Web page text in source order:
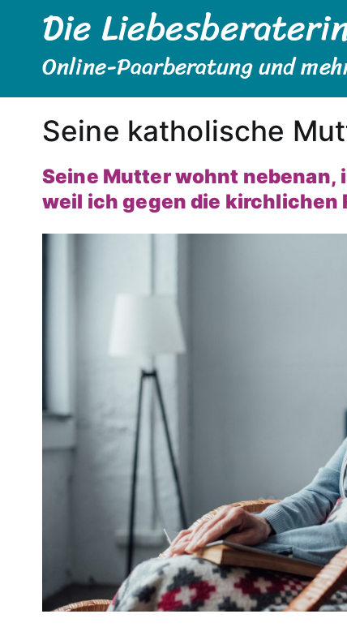
springenDie
Online-Paarberatung und
Seine katholische
Seine Mutter wohnt nebenan,
weil ich gegen die kirchlichen